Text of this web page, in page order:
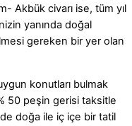
Akbük civarı ise, tüm yıl
yanında doğal
gereken bir yer olan
konutları bulmak
50 peşin gerisi taksitle
doğa ile iç içe bir tatil